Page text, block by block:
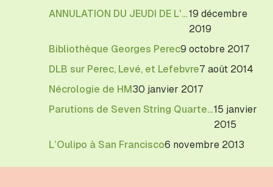
ANNULATION DU JEUDI DE L'OULIPO19 décembre
2019
Bibliothèque Georges Perec9 octobre 2017
DLB sur Perec, Levé, et Lefebvre7 août 2014
Nécrologie de HM30 janvier 2017
Parutions de Seven String Quartets et Minute-Operas15 janvier
2015
L’Oulipo à San Francisco6 novembre 2013